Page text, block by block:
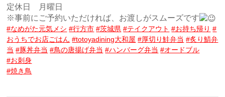
定休日 月曜日
※事前にご予約いただければ、お渡しがスムーズです
#なめがた元気メシ #行方市 #茨城県 #テイクアウト #お持ち帰り #
おうちでお店ごはん #totoyadining大和屋 #厚切り鮭弁当 #炙り鯖弁
当 #豚丼弁当 #鳥の唐揚げ弁当 #ハンバーグ弁当 #オードブル
#お刺身
#焼き鳥